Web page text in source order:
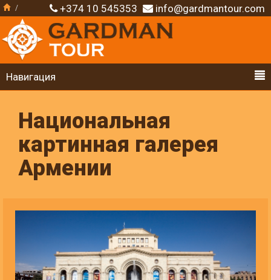
+374 10 545353 info@gardmantour.com
Навигация
Национальная
картинная галерея
Армении